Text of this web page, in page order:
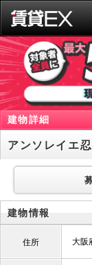
建物詳細
アンソレイエ
建物情報
住所 大阪